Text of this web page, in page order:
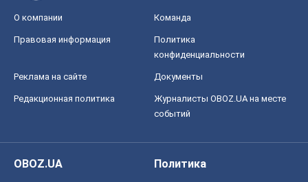
О компании Команда
Правовая информация
Политика
конфиденциальности
Реклама на сайте Документы
Редакционная политика
Журналисты OBOZ.UA на месте
событий
OBOZ.UA
Политика